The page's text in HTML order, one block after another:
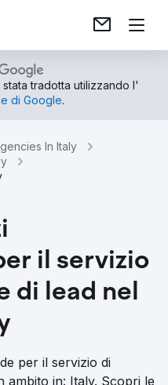
tradotta utilizzando l'
di Google.
In Italy
il servizio
di lead nel
per il servizio di
ambito in: Italy. Scopri le